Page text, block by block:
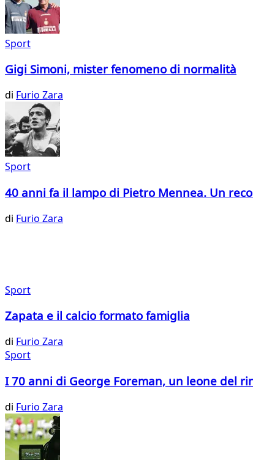
Sport
Gigi Simoni, mister fenomeno di normalità
di Furio Zara
Sport
40 anni fa il lampo di Pietro Mennea. Un
di Furio Zara
Sport
Zapata e il calcio formato famiglia
di Furio Zara
Sport
I 70 anni di George Foreman, un leone del
di Furio Zara